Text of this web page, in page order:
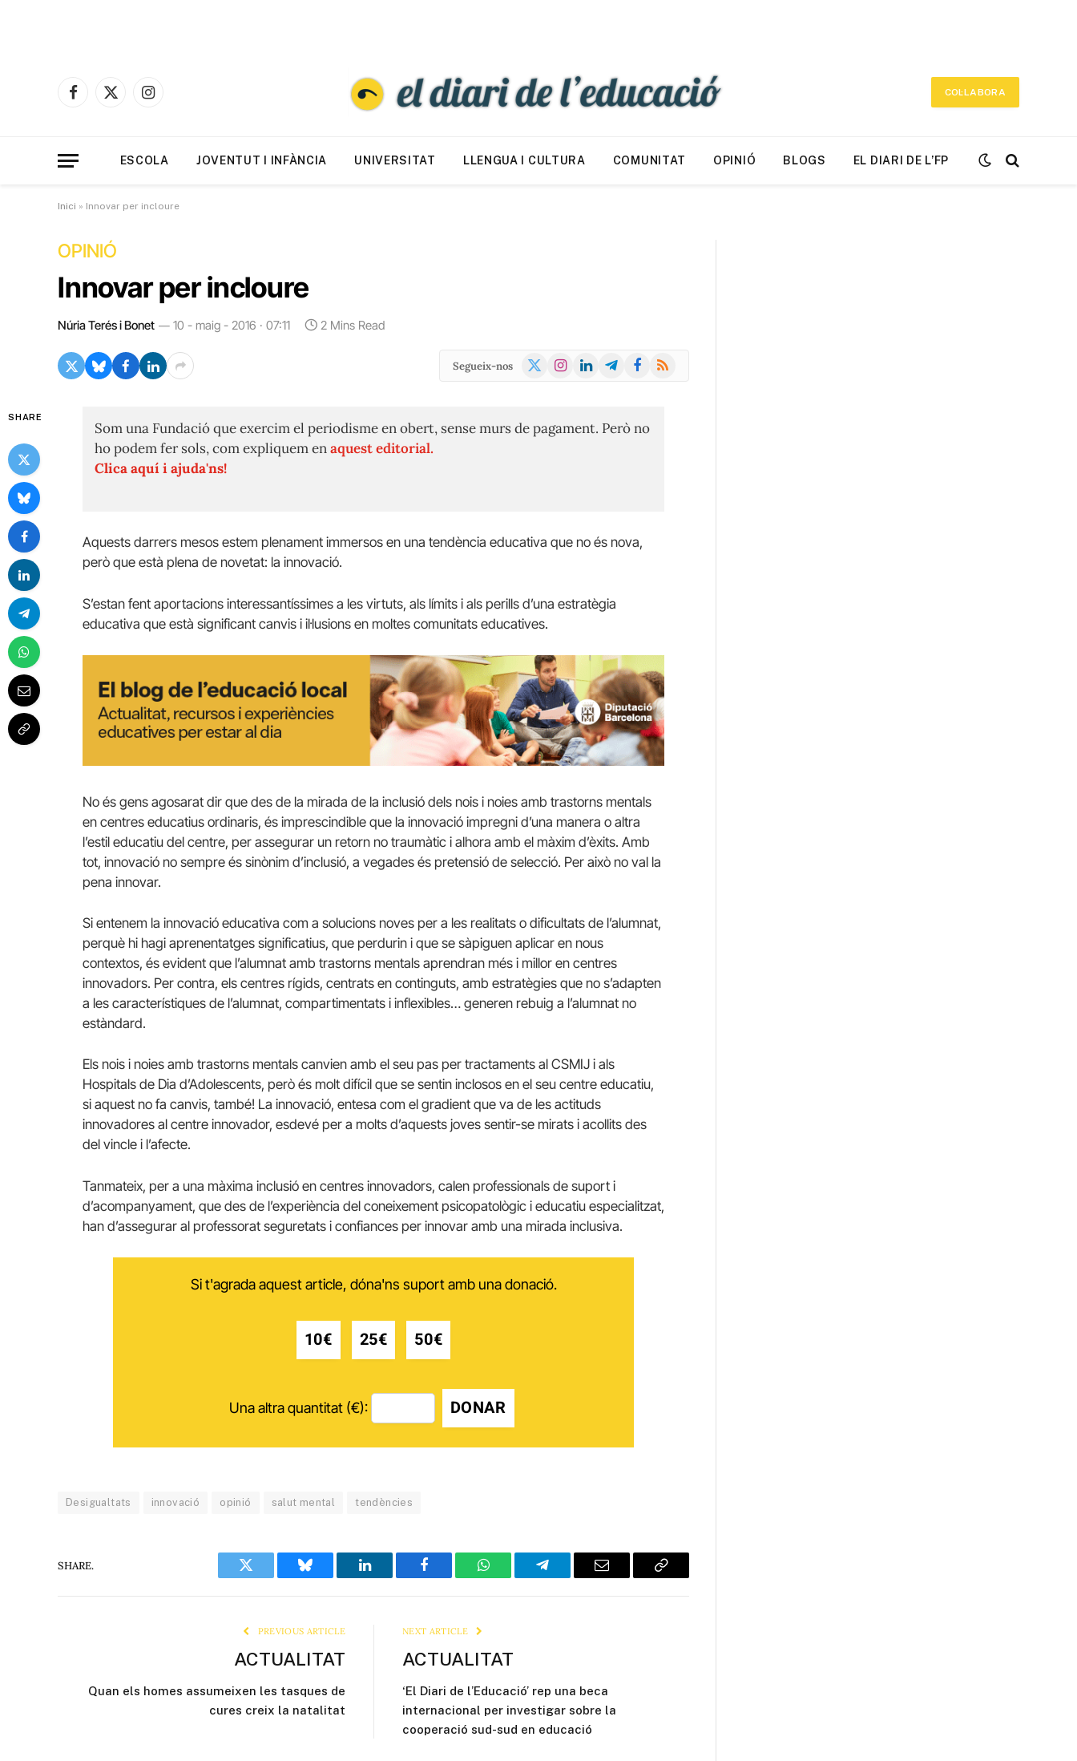
Facebook
X
Instagram
COL·LABORA
ESCOLA JOVENTUT I INFÀNCIA UNIVERSITAT LLENGUA I CULTURA COMUNITAT OPINIÓ BLOGS EL DIARI DE L’FP
Inici » Innovar per incloure
OPINIÓ
Innovar per incloure
Núria Terés i Bonet 10 - maig - 2016 · 07:11 2 Mins Read
Segueix-nos
X
Instagram
LinkedInTelegramFacebook
RSS
SHARE
Som una Fundació que exercim el periodisme en obert, sense murs de pagament. Però no
ho podem fer sols, com expliquem enaquest editorial.
Clica aquí i ajuda'ns!
Aquests darrers mesos estem plenament immersos en una tendència educativa que no és nova,
però que està plena de novetat: la innovació.
S’estan fent aportacions interessantíssimes a les virtuts, als límits i als perills d’una estratègia
educativa que està significant canvis i il·lusions en moltes comunitats educatives.
No és gens agosarat dir que des de la mirada de la inclusió dels nois i noies amb trastorns mentals
en centres educatius ordinaris, és imprescindible que la innovació impregni d’una manera o altra
l’estil educatiu del centre, per assegurar un retorn no traumàtic i alhora amb el màxim d’èxits. Amb
tot, innovació no sempre és sinònim d’inclusió, a vegades és pretensió de selecció. Per això no val la
pena innovar.
Si entenem la innovació educativa com a solucions noves per a les realitats o dificultats de l’alumnat,
perquè hi hagi aprenentatges significatius, que perdurin i que se sàpiguen aplicar en nous
contextos, és evident que l’alumnat amb trastorns mentals aprendran més i millor en centres
innovadors. Per contra, els centres rígids, centrats en continguts, amb estratègies que no s’adapten
a les característiques de l’alumnat, compartimentats i inflexibles… generen rebuig a l’alumnat no
estàndard.
Els nois i noies amb trastorns mentals canvien amb el seu pas per tractaments al CSMIJ i als
Hospitals de Dia d’Adolescents, però és molt difícil que se sentin inclosos en el seu centre educatiu,
si aquest no fa canvis, també! La innovació, entesa com el gradient que va de les actituds
innovadores al centre innovador, esdevé per a molts d’aquests joves sentir-se mirats i acollits des
del vincle i l’afecte.
Tanmateix, per a una màxima inclusió en centres innovadors, calen professionals de suport i
d’acompanyament, que des de l’experiència del coneixement psicopatològic i educatiu especialitzat,
han d’assegurar al professorat seguretats i confiances per innovar amb una mirada inclusiva.
Si t'agrada aquest article, dóna'ns suport amb una donació.
10€ 25€ 50€
Una altra quantitat (€): DONAR
Desigualtats innovació opinió salut mental tendències
SHARE.
Twitter Bluesky LinkedIn Facebook WhatsAppTelegram Email
Copy
PREVIOUS ARTICLE
ACTUALITAT
Quan els homes assumeixen les tasques de
cures creix la natalitat
NEXT ARTICLE
ACTUALITAT
‘El Diari de l’Educació’ rep una beca
internacional per investigar sobre la
cooperació sud-sud en educació